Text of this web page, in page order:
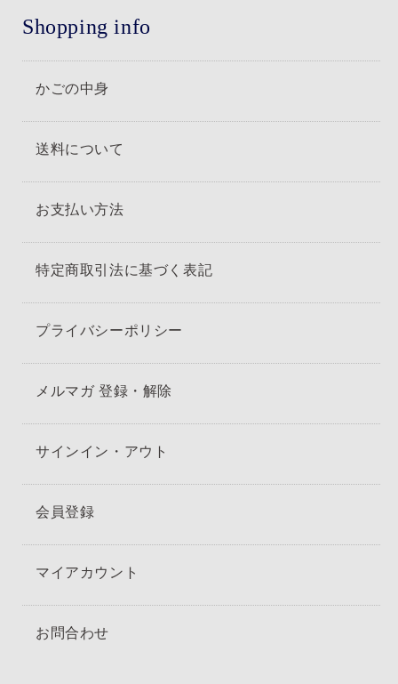
Shopping info
かごの中身
送料について
お支払い方法
特定商取引法に基づく表記
プライバシーポリシー
メルマガ 登録・解除
サインイン・アウト
会員登録
マイアカウント
お問合わせ